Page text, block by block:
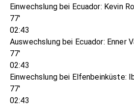
Einwechslung bei Ecuador: Kevin
77'
02:43
Auswechslung bei Ecuador: Enner
77'
02:43
Einwechslung bei Elfenbeinküste:
77'
02:43